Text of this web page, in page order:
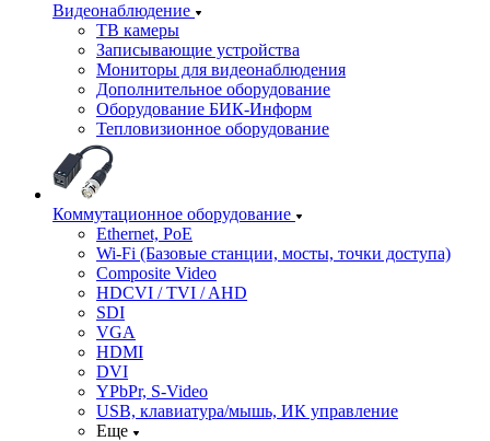
Видеонаблюдение
ТВ камеры
Записывающие устройства
Мониторы для видеонаблюдения
Дополнительное оборудование
Оборудование БИК-Информ
Тепловизионное оборудование
Коммутационное оборудование
Ethernet, PoE
Wi-Fi (Базовые станции, мосты, точки доступа)
Composite Video
HDCVI / TVI / AHD
SDI
VGA
HDMI
DVI
YPbPr, S-Video
USB, клавиатура/мышь, ИК управление
Еще